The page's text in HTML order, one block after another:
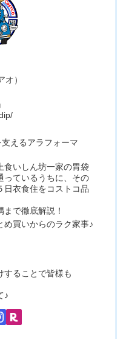
）
えるアラフォーマ
食いしん坊一家の胃袋
っているうちに、その
日衣食住をコストコ品
で徹底解説！
め買いからのラク家事♪
することで皆様も
♪